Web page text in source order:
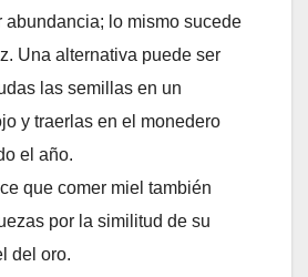
abundancia; lo mismo sucede
Una alternativa puede ser
las semillas en un
y traerlas en el monedero
el año.
que comer miel también
por la similitud de su
del oro.